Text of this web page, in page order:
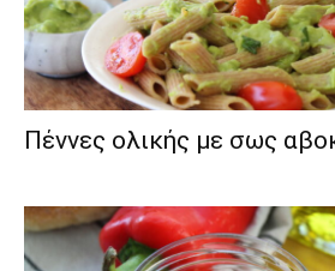
Πέννες ολικής με σως